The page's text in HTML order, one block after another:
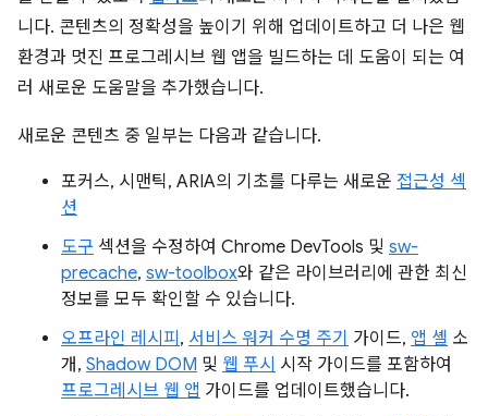
니다. 콘텐츠의 정확성을 높이기 위해 업데이트하고 더 나은 웹
환경과 멋진 프로그레시브 웹 앱을 빌드하는 데 도움이 되는 여
러 새로운 도움말을 추가했습니다.
새로운 콘텐츠 중 일부는 다음과 같습니다.
포커스, 시맨틱, ARIA의 기초를 다루는 새로운 접근성 섹
션
도구 섹션을 수정하여 Chrome DevTools 및 sw-
precache, sw-toolbox와 같은 라이브러리에 관한 최신
정보를 모두 확인할 수 있습니다.
오프라인 레시피 , 서비스 워커 수명 주기 가이드, 앱 셸 소
개, Shadow DOM 및 웹 푸시 시작 가이드를 포함하여
프로그레시브 웹 앱 가이드를 업데이트했습니다.